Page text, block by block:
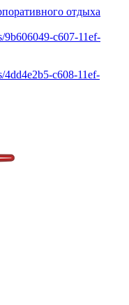
отдыха
9b606049-c607-11ef-
4dd4e2b5-c608-11ef-